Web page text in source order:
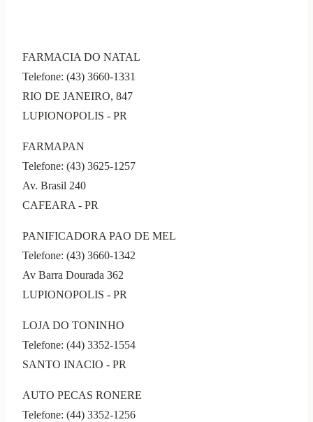
FARMACIA DO NATAL
Telefone: (43) 3660-1331
RIO DE JANEIRO, 847
LUPIONOPOLIS - PR
FARMAPAN
Telefone: (43) 3625-1257
Av. Brasil 240
CAFEARA - PR
PANIFICADORA PAO DE MEL
Telefone: (43) 3660-1342
Av Barra Dourada 362
LUPIONOPOLIS - PR
LOJA DO TONINHO
Telefone: (44) 3352-1554
SANTO INACIO - PR
AUTO PECAS RONERE
Telefone: (44) 3352-1256